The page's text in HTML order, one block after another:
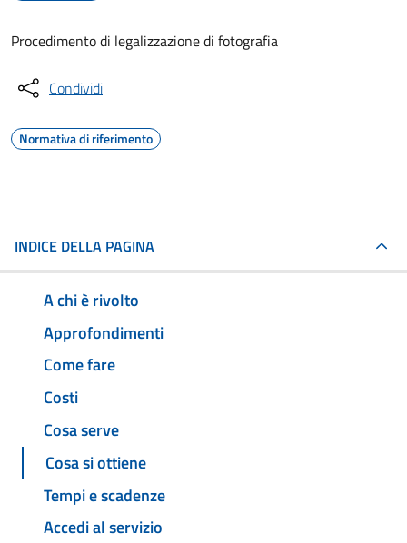
Procedimento di legalizzazione di fotografia
Condividi
Normativa di riferimento
INDICE DELLA PAGINA
A chi è rivolto
Approfondimenti
Come fare
Costi
Cosa serve
Cosa si ottiene
Tempi e scadenze
Accedi al servizio